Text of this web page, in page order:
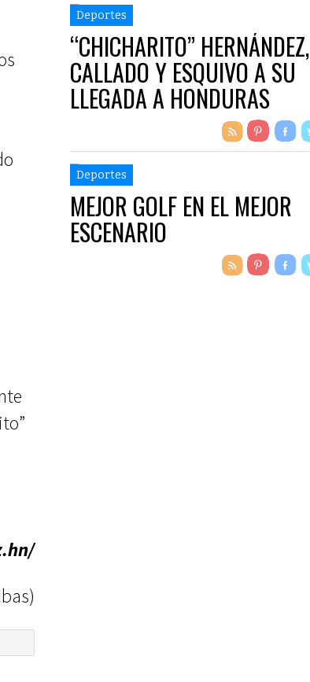
Deportes
“CHICHARITO” HERNÁNDEZ,
CALLADO Y ESQUIVO A SU
LLEGADA A HONDURAS
Deportes
MEJOR GOLF EN EL MEJOR
ESCENARIO